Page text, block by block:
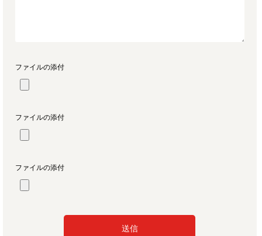
ファイルの添付
ファイルの添付
ファイルの添付